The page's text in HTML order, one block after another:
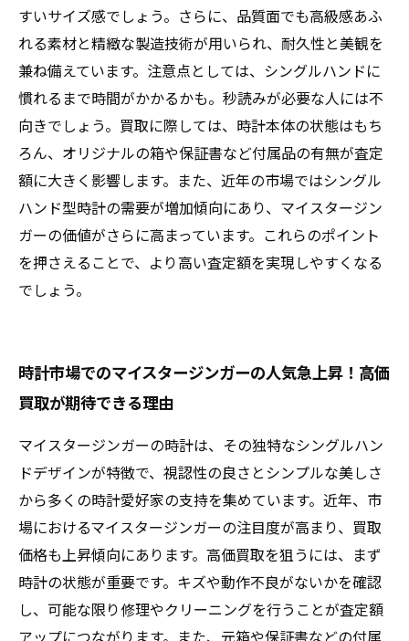
すいサイズ感でしょう。さらに、品質面でも高級感あふ
れる素材と精緻な製造技術が用いられ、耐久性と美観を
兼ね備えています。注意点としては、シングルハンドに
慣れるまで時間がかかるかも。秒読みが必要な人には不
向きでしょう。買取に際しては、時計本体の状態はもち
ろん、オリジナルの箱や保証書など付属品の有無が査定
額に大きく影響します。また、近年の市場ではシングル
ハンド型時計の需要が増加傾向にあり、マイスタージン
ガーの価値がさらに高まっています。これらのポイント
を押さえることで、より高い査定額を実現しやすくなる
でしょう。
時計市場でのマイスタージンガーの人気急上昇！高価
買取が期待できる理由
マイスタージンガーの時計は、その独特なシングルハン
ドデザインが特徴で、視認性の良さとシンプルな美しさ
から多くの時計愛好家の支持を集めています。近年、市
場におけるマイスタージンガーの注目度が高まり、買取
価格も上昇傾向にあります。高価買取を狙うには、まず
時計の状態が重要です。キズや動作不良がないかを確認
し、可能な限り修理やクリーニングを行うことが査定額
アップにつながります。また、元箱や保証書などの付属